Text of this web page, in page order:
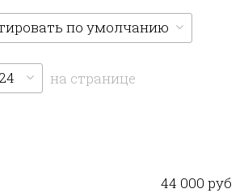
по умолчанию
24 на странице
44 000 руб